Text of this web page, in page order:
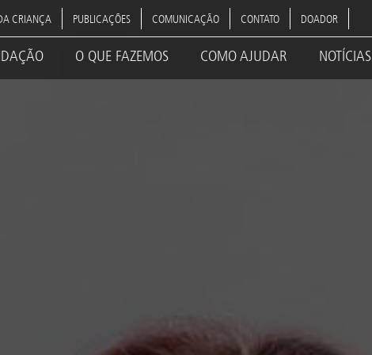
CRIANÇA PUBLICAÇÕES COMUNICAÇÃO CONTATO DOADOR
O QUE FAZEMOS COMO AJUDAR NOTÍCIAS